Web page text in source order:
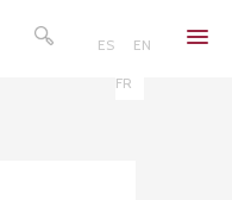
ES EN
FR